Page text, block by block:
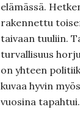
elämässä.
rakennettu
taivaan tuuliin.
turvallisuus
on yhteen
kuvaa hyvin
vuosina tapahtui.